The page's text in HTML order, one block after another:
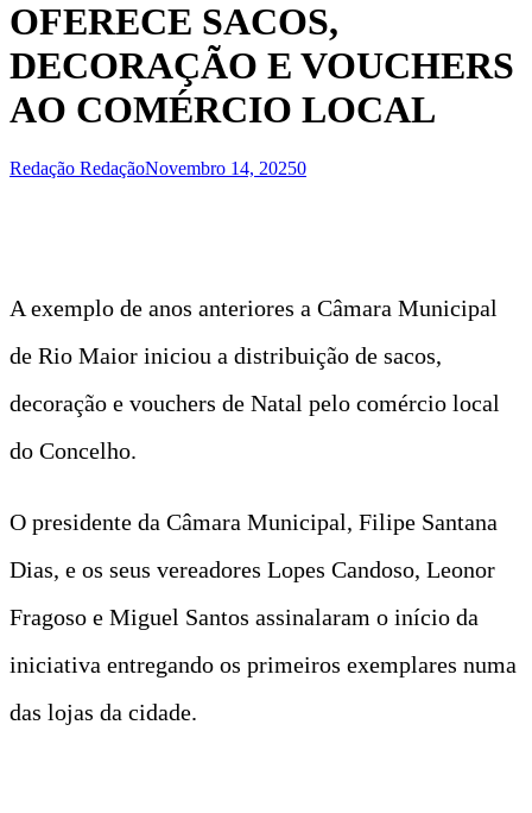
OFERECE SACOS,
DECORAÇÃO E VOUCHERS
AO COMÉRCIO LOCAL
Redação RedaçãoNovembro 14, 20250
A exemplo de anos anteriores a Câmara Municipal
de Rio Maior iniciou a distribuição de sacos,
decoração e vouchers de Natal pelo comércio local
do Concelho.
O presidente da Câmara Municipal, Filipe Santana
Dias, e os seus vereadores Lopes Candoso, Leonor
Fragoso e Miguel Santos assinalaram o início da
iniciativa entregando os primeiros exemplares numa
das lojas da cidade.